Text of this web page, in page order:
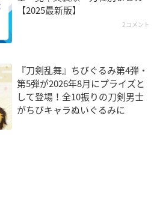
【2025最新版】
2コメント
『刀剣乱舞』ちびぐるみ第4弾・
第5弾が2026年8月にプライズと
して登場！全10振りの刀剣男士
がちびキャラぬいぐるみに